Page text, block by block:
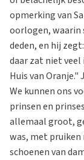
opmerking van
oorlogen, waarin
deden, en hij
daar zat niet
Huis van
We kunnen ons
prinsen en
allemaal groot,
was, met
schoenen van